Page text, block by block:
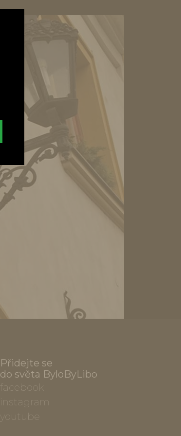
Přidejte se
do světa ByloByLibo
facebook
instagram
youtube